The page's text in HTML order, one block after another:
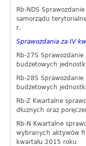
Rb-NDS
samorządu
r.
Sprawozdania za IV
Rb-27S
budżetowych
Rb-28S
budżetowych
Rb-Z Kwartalne
dłuznych oraz
Rb-N Kwartalne
wybranych aktywów
kwartału 2015 roku